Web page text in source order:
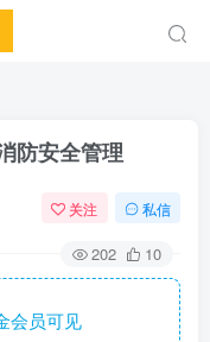
防安全管理
关注 私信
202 10
会员可见